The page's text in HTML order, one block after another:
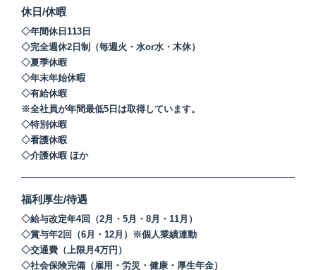
休日/休暇
◇年間休日113日
◇完全週休2日制（毎週火・水or水・木休）
◇夏季休暇
◇年末年始休暇
◇有給休暇
※全社員が年間最低5日は取得しています。
◇特別休暇
◇看護休暇
◇介護休暇 ほか
福利厚生/待遇
◇給与改定年4回（2月・5月・8月・11月）
◇賞与年2回（6月・12月）※個人業績連動
◇交通費（上限月4万円）
◇社会保険完備（雇用・労災・健康・厚生年金）